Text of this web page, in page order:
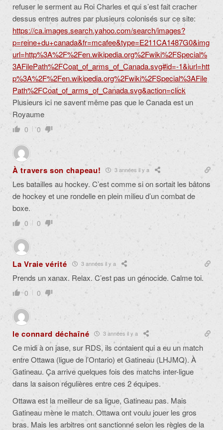
refuser le serment au Roi Charles et qui s’est fait cracher
dessus entres autres par plusieurs colonisés sur ce site:
https://ca.images.search.yahoo.com/search/images?
p=reine+du+canada&fr=mcafee&type=E211CA1487G0&img
url=http%3A%2F%2Fen.wikipedia.org%2Fwiki%2FSpecial%
3AFilePath%2FCoat_of_arms_of_Canada.svg#id=-1&iurl=htt
p%3A%2F%2Fen.wikipedia.org%2Fwiki%2FSpecial%3AFile
Path%2FCoat_of_arms_of_Canada.svg&action=click
Plusieurs ici ne savent même pas que le Canada est un
Royaume
0 0
À travers son chapeau! 3 années il y a
Les batailles au hockey. C’est comme si on sortait les bâtons
de hockey et une rondelle en plein milieu d’un combat de
boxe.
0 0
La Vraie vérité 3 années il y a
Prends un xanax. Relax. C’est pas un génocide. Calme toi.
0 0
le connard déchaîné 3 années il y a
Ce midi à on jase, sur RDS, ils contaient qui a eu un match
entre Ottawa (ligue de l’Ontario) et Gatineau (LHJMQ). À
Gatineau. Ça arrive quelques fois des matchs inter-ligue
dans la saison régulières entre ces 2 équipes.
Ottawa est la meilleur de sa ligue, Gatineau pas. Mais
Gatineau mène le match. Ottawa ont voulu jouer les gros
bras. Mais les arbitres ont sanctionné selon les règles de la